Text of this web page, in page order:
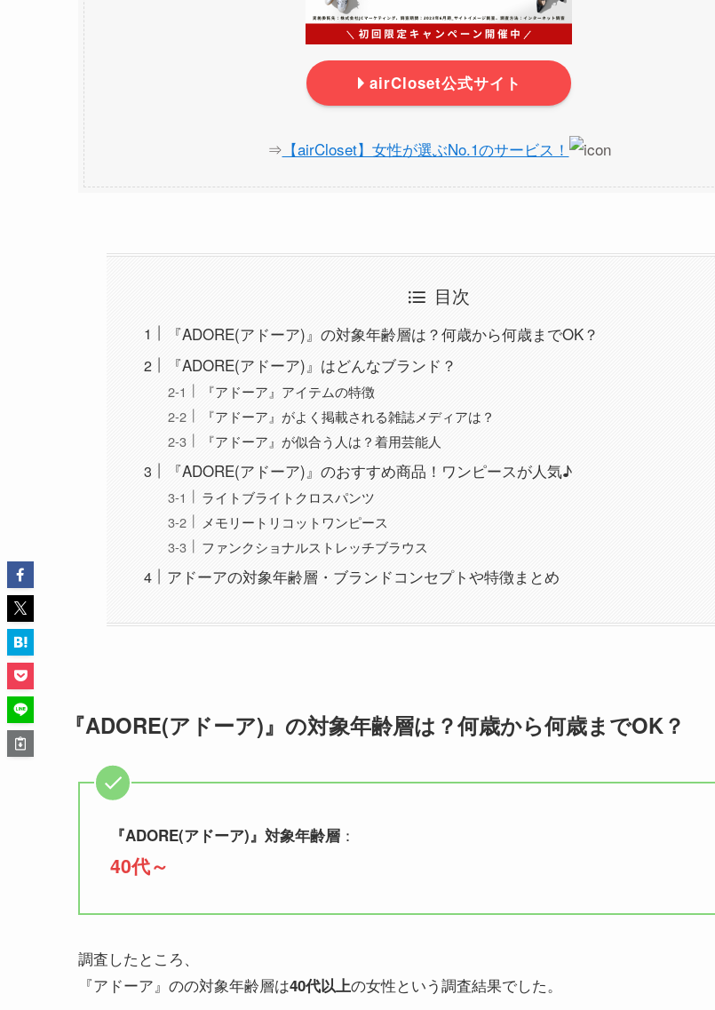
airCloset公式サイト
⇒ 【airCloset】女性が選ぶNo.1のサービス！
目次
『ADORE(アドーア)』の対象年齢層は？何歳から何歳までOK？
『ADORE(アドーア)』はどんなブランド？
『アドーア』アイテムの特徴
『アドーア』がよく掲載される雑誌メディアは？
『アドーア』が似合う人は？着用芸能人
『ADORE(アドーア)』のおすすめ商品！ワンピースが人気♪
ライトブライトクロスパンツ
メモリートリコットワンピース
ファンクショナルストレッチブラウス
アドーアの対象年齢層・ブランドコンセプトや特徴まとめ
『ADORE(アドーア)』の対象年齢層は？何歳から何歳までOK？
『ADORE(アドーア) 』対象年齢層 ：
40代～
調査したところ、
『アドーア』のの対象年齢層は40代以上の女性という調査結果でした。